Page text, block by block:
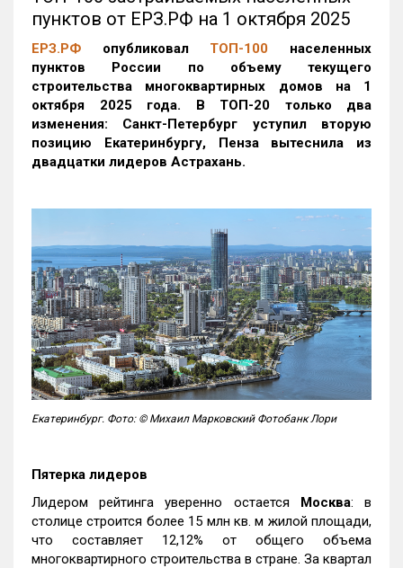
пунктов от ЕРЗ.РФ на 1 октября 2025
ЕРЗ.РФ опубликовал ТОП-100 населенных
пунктов России по объему текущего
строительства многоквартирных домов на 1
октября 2025 года. В ТОП-20 только два
изменения: Санкт-Петербург уступил вторую
позицию Екатеринбургу, Пенза вытеснила из
двадцатки лидеров Астрахань.
Екатеринбург. Фото: © Михаил Марковский Фотобанк Лори
Пятерка лидеров
Лидером рейтинга уверенно остается Москва: в
столице строится более 15 млн кв. м жилой площади,
что составляет 12,12% от общего объема
многоквартирного строительства в стране. За квартал